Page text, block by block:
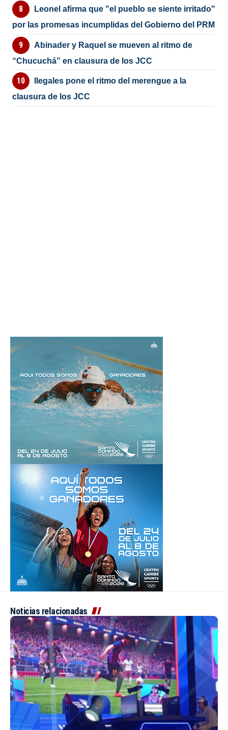
Leonel afirma que "el pueblo se siente irritado"
por las promesas incumplidas del Gobierno del PRM
Abinader y Raquel se mueven al ritmo de
“Chucuchá” en clausura de los JCC
Ilegales pone el ritmo del merengue a la
clausura de los JCC
Noticias relacionadas